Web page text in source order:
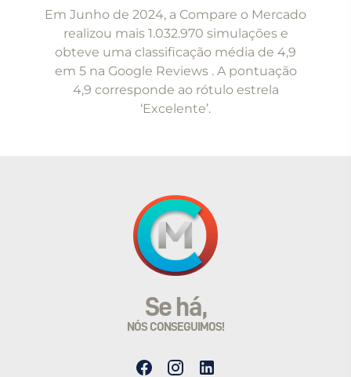
Em Junho de 2024, a Compare o Mercado
realizou mais 1.032.970 simulações e
obteve uma classificação média de 4,9
em 5 na Google Reviews . A pontuação
4,9 corresponde ao rótulo estrela
‘Excelente’.
Se há,
NÓS CONSEGUIMOS!